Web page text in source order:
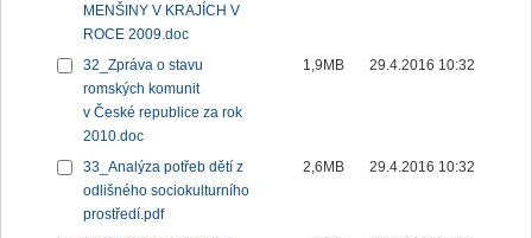
MENŠINY V KRAJÍCH V
ROCE 2009.doc
32_Zpráva o stavu
romských komunit
v České republice za rok
2010.doc
1,9MB 29.4.2016 10:32
33_Analýza potřeb dětí z
odlišného sociokulturního
prostředí.pdf
2,6MB 29.4.2016 10:32